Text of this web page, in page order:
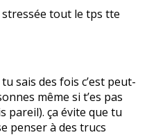
tout le tps tte
sais des fois c’est peut-
même si t’es pas
pareil). ça évite que tu
penser à des trucs